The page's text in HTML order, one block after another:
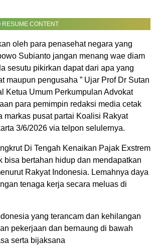
RESUME CONTENT
oleh para penasehat negara yang
Subianto jangan menang wae diam
sesutu pikirkan dapat dari apa yang
maupun pengusaha ” Ujar Prof Dr Sutan
Ketua Umum Perkumpulan Advokat
para pemimpin redaksi media cetak
markas pusat partai Koalisi Rakyat
3/6/2026 via telpon selulernya.
Di Tengah Kenaikan Pajak Exstrem
bisa bertahan hidup dan mendapatkan
Rakyat Indonesia. Lemahnya daya
tenaga kerja secara meluas di
yang terancam dan kehilangan
pekerjaan dan bernaung di bawah
serta bijaksana